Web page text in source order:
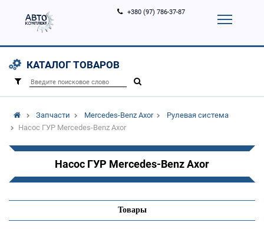
0)
Услуги
+380 (97) 786-37-87
КАТАЛОГ ТОВАРОВ
Запчасти Mercedes-Benz Axor
Рулевая система
Насос ГУР Mercedes-Benz Axor
Насос ГУР Mercedes-Benz Axor
Товары